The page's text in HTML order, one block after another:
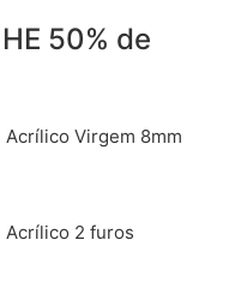
50% de
Virgem 8mm
Acrílico 2 furos